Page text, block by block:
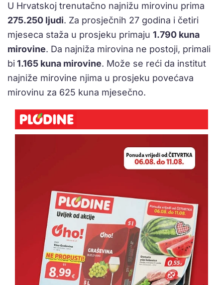
U Hrvatskoj trenutačno najnižu mirovinu prima
275.250 ljudi. Za prosječnih 27 godina i četiri
mjeseca staža u prosjeku primaju 1.790 kuna
mirovine. Da najniža mirovina ne postoji, primali
bi1.165 kuna mirovine. Može se reći da institut
najniže mirovine njima u prosjeku povećava
mirovinu za 625 kuna mjesečno.